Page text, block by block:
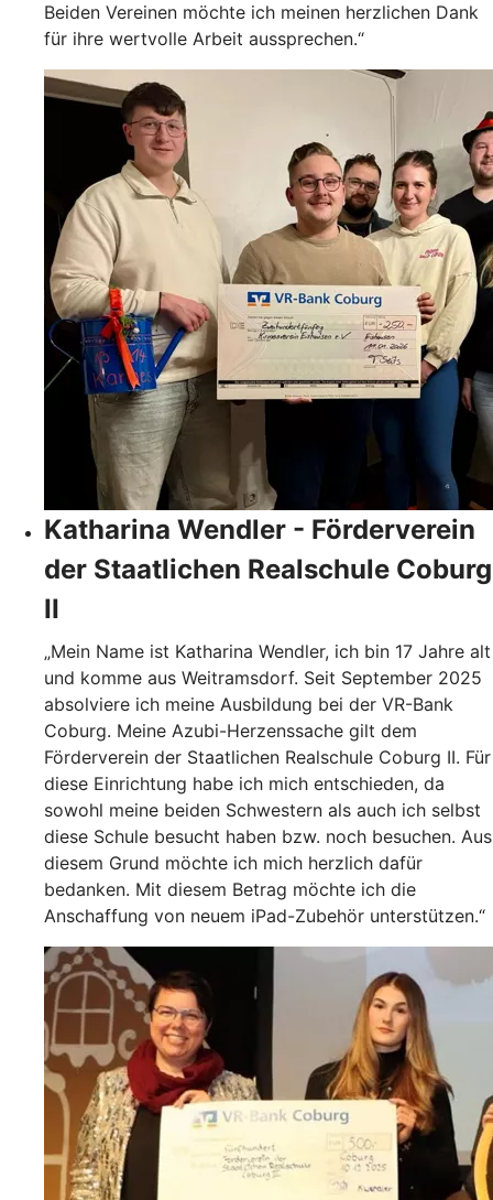
Beiden Vereinen möchte ich meinen herzlichen Dank
für ihre wertvolle Arbeit aussprechen.“
Katharina Wendler - Förderverein
der Staatlichen Realschule Coburg
II
„Mein Name ist Katharina Wendler, ich bin 17 Jahre alt
und komme aus Weitramsdorf. Seit September 2025
absolviere ich meine Ausbildung bei der VR-Bank
Coburg. Meine Azubi-Herzenssache gilt dem
Förderverein der Staatlichen Realschule Coburg II. Für
diese Einrichtung habe ich mich entschieden, da
sowohl meine beiden Schwestern als auch ich selbst
diese Schule besucht haben bzw. noch besuchen. Aus
diesem Grund möchte ich mich herzlich dafür
bedanken. Mit diesem Betrag möchte ich die
Anschaffung von neuem iPad-Zubehör unterstützen.“